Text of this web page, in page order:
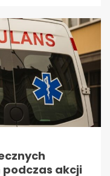
akcji